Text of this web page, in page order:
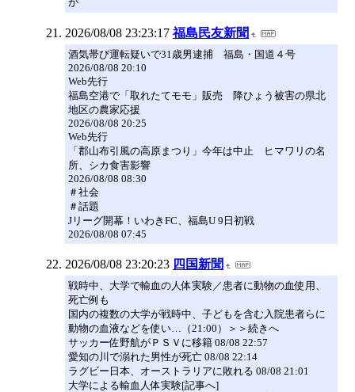
2026/08/08 23:23:17 福島民友新聞
酒気帯び運転疑いで31歳男逮捕 福島・国道４号
2026/08/08 20:10
Web先行
福島空港で「取れたてモモ」販売 降ひょう被害の県北
地区の農家応援
2026/08/08 20:25
Web先行
「郡山布引風の高原まつり」今年は中止 ヒマワリの名
所、シカ食害影響
2026/08/08 08:30
＃社会
＃話題
Jリーグ開幕！いわきFC、福島U 9日初戦
2026/08/08 07:45
2026/08/08 23:20:23 四国新聞
戦時中、大学で輸血の人体実験／患者に動物の血使用、
死亡例も
国内の複数の大学が戦時中、子どもを含む入院患者らに
動物の血液などを使い…（21:00）＞＞続きへ
サッカー佐野航がＰＳＶに移籍 08/08 22:57
愛知の川で溺れた男性が死亡 08/08 22:14
ラグビー日本、オーストラリアに敗れる 08/08 21:01
大学による輸血人体実験[記事へ]